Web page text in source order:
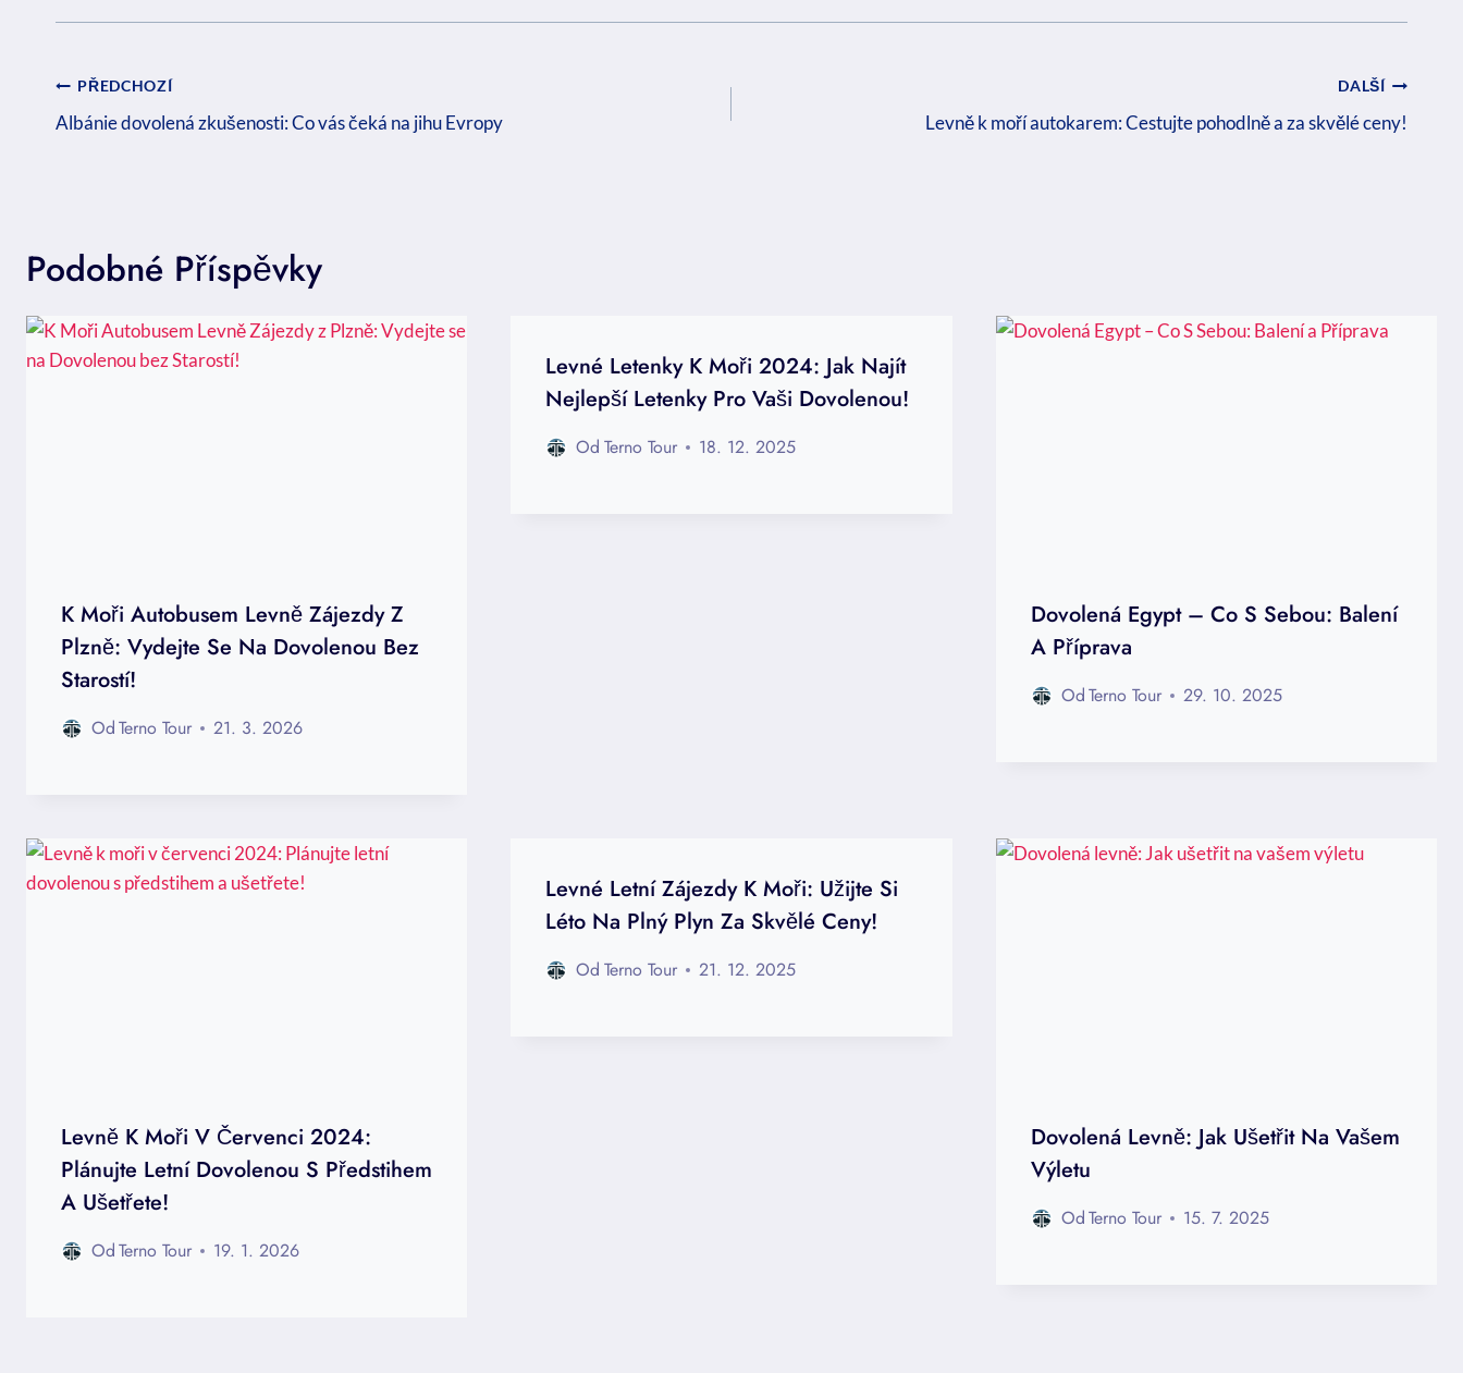
Navigace
Pro
PŘEDCHOZÍ
Albánie dovolená zkušenosti: Co vás čeká na jihu Evropy
DALŠÍ
Levně k moří autokarem: Cestujte pohodlně a za skvělé ceny!
Podobné Příspěvky
K Moři Autobusem Levně Zájezdy Z
Plzně: Vydejte Se Na Dovolenou Bez
Starostí!
OdTerno Tour 21. 3. 2026
Levné Letenky K Moři 2024: Jak Najít
Nejlepší Letenky Pro Vaši Dovolenou!
Od Terno Tour 18. 12. 2025
Dovolená Egypt – Co S Sebou: Balení
A Příprava
OdTerno Tour 29. 10. 2025
Levně K Moři V Červenci 2024:
Plánujte Letní Dovolenou S Předstihem
A Ušetřete!
OdTerno Tour 19. 1. 2026
Levné Letní Zájezdy K Moři: Užijte Si
Léto Na Plný Plyn Za Skvělé Ceny!
Od Terno Tour 21. 12. 2025
Dovolená Levně: Jak Ušetřit Na Vašem
Výletu
OdTerno Tour 15. 7. 2025